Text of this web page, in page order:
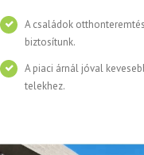
A családok
biztosítunk.
A piaci árnál jóval
telekhez.